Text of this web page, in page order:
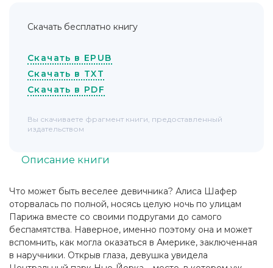
Что может быть веселее девичника? Алиса Шафер
оторвалась по полной, носясь целую ночь по улицам
Парижа вместе со своими подругами до самого
беспамятства. Наверное, именно поэтому она и может
вспомнить, как могла оказаться в Америке, заключенная
в наручники. Открыв глаза, девушка увидела
Описание книги
Скачать бесплатно книгу
Скачать в EPUB
Скачать в TXT
Скачать в PDF
Вы скачиваете фрагмент книги, предоставленный
издательством